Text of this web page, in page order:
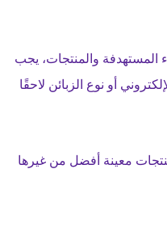
المستهدفة والمنتجات، يجب
أو نوع الزبائن لاحقًا
معينة أفضل من غيرها